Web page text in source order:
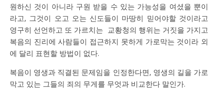
원하신 것이 아니라 구원 받을 수 있는 가능성을 여셨을 뿐이
라고, 그것이 오고 오는 신도들이 마땅히 믿어야할 것이라고
영구히 선언하고 또 가르치는 교황청의 행위는 거짓을 가지고
복음의 진리에 사람들이 접근하지 못하게 가로막는 것이라 외
에 달리 표현할 방법이 없다.
복음이 영생과 직결된 문제임을 인정한다면, 영생의 길을 가로
막고 있는 그들의 죄의 무게를 무엇과 비교한다 말인가.